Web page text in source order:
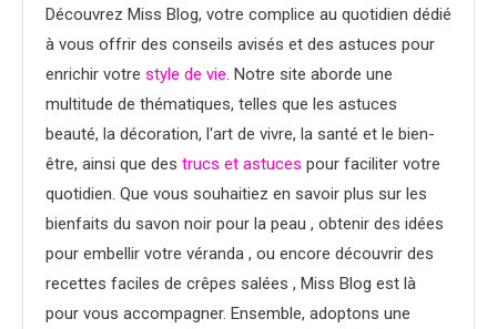
Découvrez Miss Blog, votre complice au quotidien dédié
à vous offrir des conseils avisés et des astuces pour
enrichir votre style de vie . Notre site aborde une
multitude de thématiques, telles que les astuces
beauté, la décoration, l'art de vivre, la santé et le bien-
être, ainsi que des trucs et astuces pour faciliter votre
quotidien. Que vous souhaitiez en savoir plus sur les
bienfaits du savon noir pour la peau , obtenir des idées
pour embellir votre véranda , ou encore découvrir des
recettes faciles de crêpes salées , Miss Blog est là
pour vous accompagner. Ensemble, adoptons une